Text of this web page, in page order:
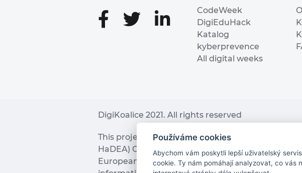
CodeWeek
DigiEduHack
Katalog
kyberprevence
All digital weeks
DigiKoalice 2021. All rights reserved
This project has received funding from the
HaDEA) CEF TELECOM Calls 2019. This
European Commission and the European
Používáme cookies
Abychom vám poskytli lepší uživatelský
cookie. Ty nám pomáhají analyzovat, co vás